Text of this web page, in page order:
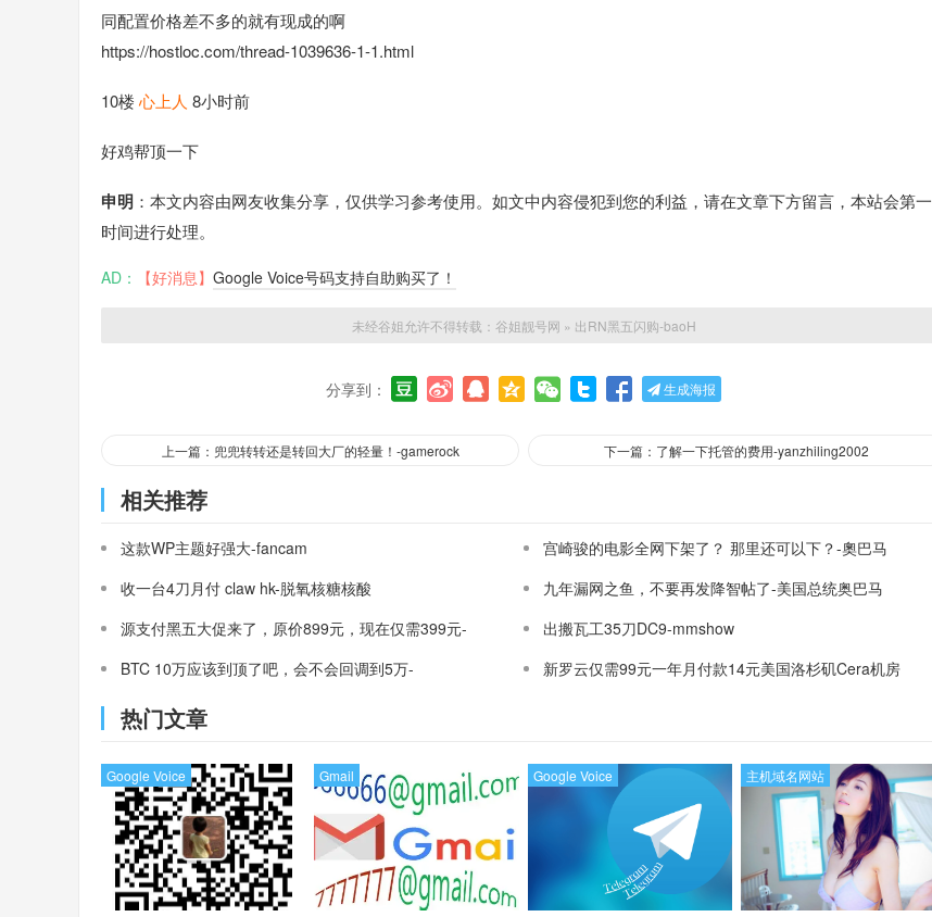
同配置价格差不多的就有现成的啊
https://hostloc.com/thread-1039636-1-1.html
10楼 心上人 8小时前
好鸡帮顶一下
申明 ：本文内容由网友收集分享，仅供学习参考使用。如文中内容侵犯到您的利益，请在文章下方留言，本站会第一
时间进行处理。
AD： 【好消息】 Google Voice号码支持自助购买了！
未经谷姐允许不得转载： 谷姐靓号网 » 出RN黑五闪购-baoH
分享到： 生成海报
上一篇：兜兜转转还是转回大厂的轻量！-gamerock 下一篇：了解一下托管的费用-yanzhiling2002
相关推荐
这款WP主题好强大-fancam
宫崎骏的电影全网下架了？ 那里还可以下？-奧巴马
收一台4刀月付 claw hk-脱氧核糖核酸
九年漏网之鱼，不要再发降智帖了-美国总统奥巴马
源支付黑五大促来了，原价899元，现在仅需399元-
出搬瓦工35刀DC9-mmshow
BTC 10万应该到顶了吧，会不会回调到5万-
新罗云仅需99元一年月付款14元美国洛杉矶Cera机房
热门文章
Google Voice Gmail Google Voice 主机域名网站